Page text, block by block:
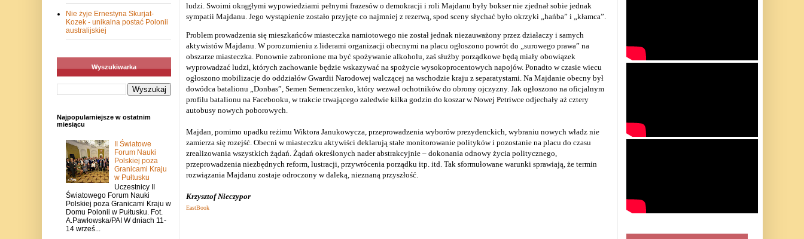
ludzi. Swoimi okrągłymi wypowiedziami pełnymi frazesów o demokracji i roli Majdanu były bokser nie zjednał sobie jednak
sympatii Majdanu. Jego wystąpienie zostało przyjęte co najmniej z rezerwą, spod sceny słychać było okrzyki „hańba” i „kłamca”.
Problem prowadzenia się mieszkańców miasteczka namiotowego nie został jednak niezauważony przez działaczy i samych
aktywistów Majdanu. W porozumieniu z liderami organizacji obecnymi na placu ogłoszono powrót do „surowego prawa” na
obszarze miasteczka. Ponownie zabronione ma być spożywanie alkoholu, zaś służby porządkowe będą miały obowiązek
wyprowadzać ludzi, których zachowanie będzie wskazywać na spożycie wysokoprocentowych napojów. Ponadto w czasie wiecu
ogłoszono mobilizacje do oddziałów Gwardii Narodowej walczącej na wschodzie kraju z separatystami. Na Majdanie obecny był
dowódca batalionu „Donbas”, Semen Semenczenko, który wezwał ochotników do obrony ojczyzny. Jak ogłoszono na oficjalnym
profilu batalionu na Facebooku, w trakcie trwającego zaledwie kilka godzin do koszar w Nowej Petriwce odjechały aż cztery
autobusy nowych poborowych.
Majdan, pomimo upadku reżimu Wiktora Janukowycza, przeprowadzenia wyborów prezydenckich, wybraniu nowych władz nie
zamierza się rozejść. Obecni w miasteczku aktywiści deklarują stałe monitorowanie polityków i pozostanie na placu do czasu
zrealizowania wszystkich żądań. Żądań określonych nader abstrakcyjnie – dokonania odnowy życia politycznego,
przeprowadzenia niezbędnych reform, lustracji, przywrócenia porządku itp. itd. Tak sformułowane warunki sprawiają, że termin
rozwiązania Majdanu zostaje odroczony w daleką, nieznaną przyszłość.
Krzysztof Nieczypor
EastBook
Nie żyje Ernestyna Skurjat-
Kozek - unikalna postać Polonii
australijskiej
Wyszukiwarka
Najpopularniejsze w ostatnim
miesiącu
II Światowe
Forum Nauki
Polskiej poza
Granicami Kraju
w Pułtusku
Uczestnicy II
Światowego Forum Nauki
Polskiej poza Granicami Kraju w
Domu Polonii w Pułtusku. Fot.
A.Pawłowska/PAI W dniach 11-
14 wrześ...